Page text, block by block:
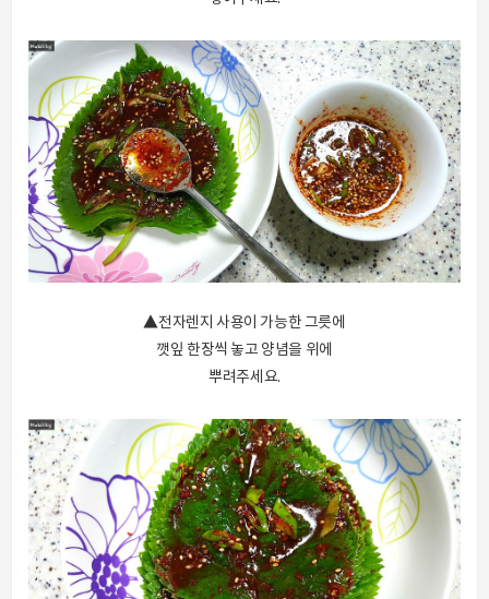
▲전자렌지 사용이 가능한 그릇에
깻잎 한장씩 놓고 양념을 위에
뿌려주세요.